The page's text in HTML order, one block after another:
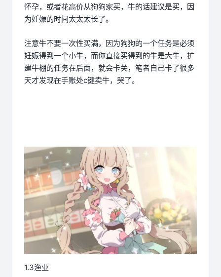
怀孕，或者花高价从狗狗家买，牛的话建议是买，因
为妊娠的时间太太太长了。
注意牛不要一次性买满，因为狗狗的一个任务是必须
妊娠得到一个小牛，而你直接买得到的牛是大牛，扩
建牛棚的任务在后面，就会卡关，笔者自己卡了很多
天才发现在手账处c键卖牛，哭了。
1.3渔业